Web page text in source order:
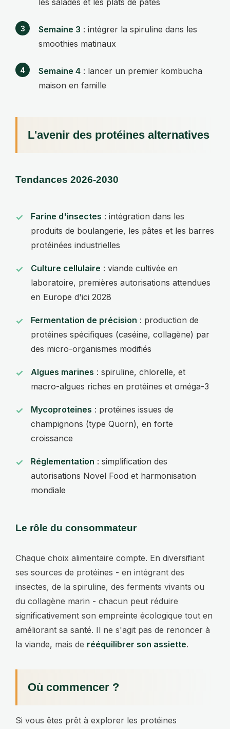
les salades et les plats de pâtes
Semaine 3 : intégrer la spiruline dans les
smoothies matinaux
Semaine 4 : lancer un premier kombucha
maison en famille
L'avenir des protéines alternatives
Tendances 2026-2030
Farine d'insectes : intégration dans les
produits de boulangerie, les pâtes et les barres
protéinées industrielles
Culture cellulaire : viande cultivée en
laboratoire, premières autorisations attendues
en Europe d'ici 2028
Fermentation de précision : production de
protéines spécifiques (caséine, collagène) par
des micro-organismes modifiés
Algues marines : spiruline, chlorelle, et
macro-algues riches en protéines et oméga-3
Mycoproteines : protéines issues de
champignons (type Quorn), en forte
croissance
Réglementation : simplification des
autorisations Novel Food et harmonisation
mondiale
Le rôle du consommateur
Chaque choix alimentaire compte. En diversifiant
ses sources de protéines - en intégrant des
insectes, de la spiruline, des ferments vivants ou
du collagène marin - chacun peut réduire
significativement son empreinte écologique tout en
améliorant sa santé. Il ne s'agit pas de renoncer à
la viande, mais de rééquilibrer son assiette.
Où commencer ?
Si vous êtes prêt à explorer les protéines